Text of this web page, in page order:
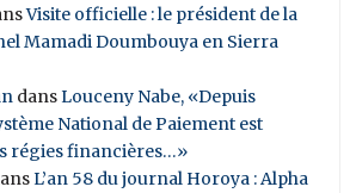
Visite officielle : le président de la
Mamadi Doumbouya en Sierra
dansLouceny Nabe, «Depuis
National de Paiement est
régies financières…»
L’an 58 du journal Horoya : Alpha